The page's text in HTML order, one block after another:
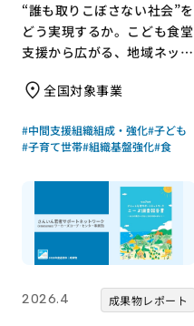
“誰も取りこぼさない社会”を
どう実現するか。こども食堂
支援から広がる、地域ネット
全国対象事業
#中間支援組織組成・強化#子ども
#子育て世帯#組織基盤強化#食
2026.4 成果物レポート